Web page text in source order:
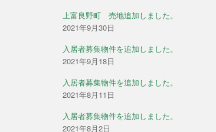
上富良野町 売地追加しました。
2021年9月30日
入居者募集物件を追加しました。
2021年9月18日
入居者募集物件を追加しました。
2021年8月11日
入居者募集物件を追加しました。
2021年8月2日